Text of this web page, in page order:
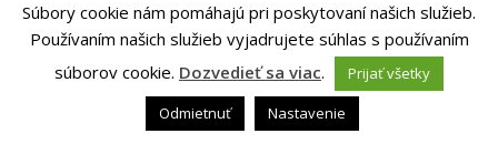
Materiály pre poslancov
Iniciatíva pre Otvorené vládnutie (OGP)
Riešenie CITIO 2.0| Technický prevádzkovateľ – MVI Technology sk,
s.r.o.
Správca webového sídla: Mesto Banská Bystrica, Československej
armády 26, 97401 Banská Bystrica,webmaster@banskabystrica.sk
Vyhlásenie o prístupnosti
|Ochrana osobných údajov
Súbory cookie nám pomáhajú pri poskytovaní našich služieb.
Používaním našich služieb vyjadrujete súhlas s používaním
súborov cookie. Dozvedieť sa viac.
Prijať všetky
Odmietnuť
Nastavenie